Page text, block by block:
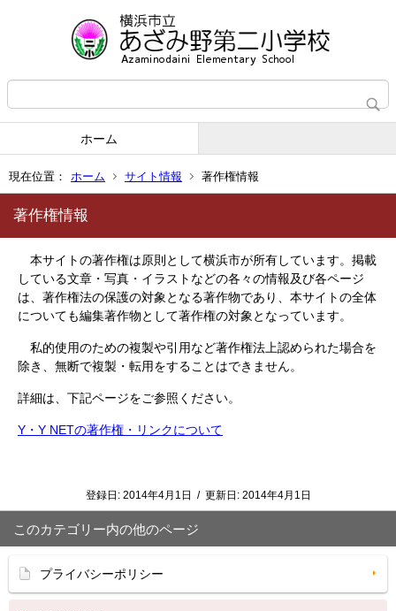
ホーム
現在位置： ホーム サイト情報 著作権情報
著作権情報
本サイトの著作権は原則として横浜市が所有しています。掲載
している文章・写真・イラストなどの各々の情報及び各ページ
は、著作権法の保護の対象となる著作物であり、本サイトの全体
についても編集著作物として著作権の対象となっています。
私的使用のための複製や引用など著作権法上認められた場合を
除き、無断で複製・転用をすることはできません。
詳細は、下記ページをご参照ください。
Y・Y NETの著作権・リンクについて
登録日: 2014年4月1日 / 更新日: 2014年4月1日
このカテゴリー内の他のページ
プライバシーポリシー